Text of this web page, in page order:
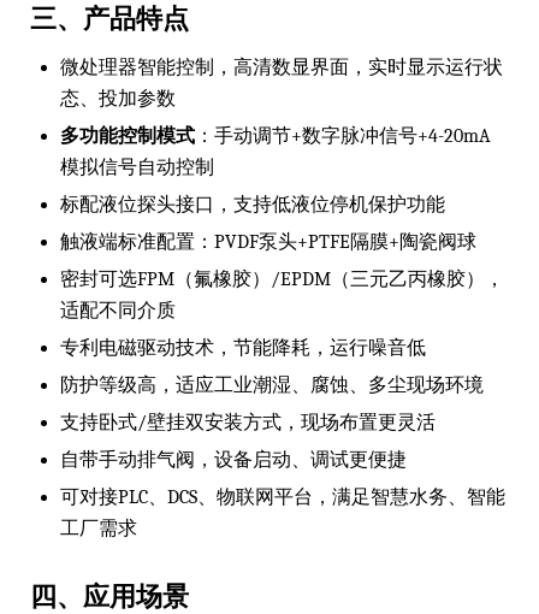
三、产品特点
微处理器智能控制，高清数显界面，实时显示运行状
态、投加参数
多功能控制模式 ：手动调节+数字脉冲信号+4-20mA
模拟信号自动控制
标配液位探头接口，支持低液位停机保护功能
触液端标准配置：PVDF泵头+PTFE隔膜+陶瓷阀球
密封可选FPM（氟橡胶）/EPDM（三元乙丙橡胶），
适配不同介质
专利电磁驱动技术，节能降耗，运行噪音低
防护等级高，适应工业潮湿、腐蚀、多尘现场环境
支持卧式/壁挂双安装方式，现场布置更灵活
自带手动排气阀，设备启动、调试更便捷
可对接PLC、DCS、物联网平台，满足智慧水务、智能
工厂需求
四、应用场景